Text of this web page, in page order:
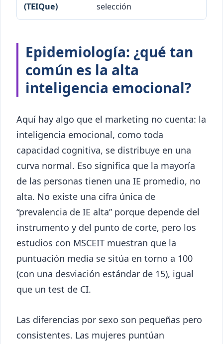
selección
Epidemiología: ¿qué tan
común es la alta
inteligencia emocional?
Aquí hay algo que el marketing no cuenta: la
inteligencia emocional, como toda
capacidad cognitiva, se distribuye en una
curva normal. Eso significa que la mayoría
de las personas tienen una IE promedio, no
alta. No existe una cifra única de
“prevalencia de IE alta” porque depende del
instrumento y del punto de corte, pero los
estudios con MSCEIT muestran que la
puntuación media se sitúa en torno a 100
(con una desviación estándar de 15), igual
que un test de CI.
Las diferencias por sexo son pequeñas pero
consistentes. Las mujeres puntúan